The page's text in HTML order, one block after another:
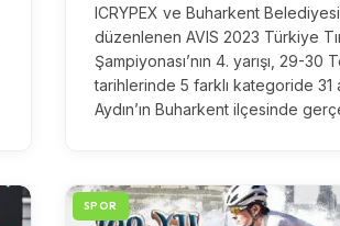
ICRYPEX ve Buharkent
düzenlenen AVIS 2023 Türkiye
Şampiyonası’nın 4. yarışı, 29-30
tarihlerinde 5 farklı kategoride 31
Aydın’ın Buharkent ilçesinde
SPOR